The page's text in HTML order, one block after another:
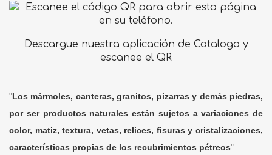
Descargue nuestra aplicación de Catalogo y
escanee el QR
"Los mármoles, canteras, granitos, pizarras y demás piedras,
por ser productos naturales están sujetos a variaciones de
color, matiz, textura, vetas, relices, fisuras y cristalizaciones,
características propias de los recubrimientos pétreos"